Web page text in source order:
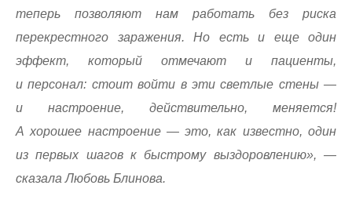
теперь позволяют нам работать без риска
перекрестного заражения. Но есть и еще один
эффект, который отмечают и пациенты,
и персонал: стоит войти в эти светлые стены —
и настроение, действительно, меняется!
А хорошее настроение — это, как известно, один
из первых шагов к быстрому выздоровлению», —
сказала Любовь Блинова.